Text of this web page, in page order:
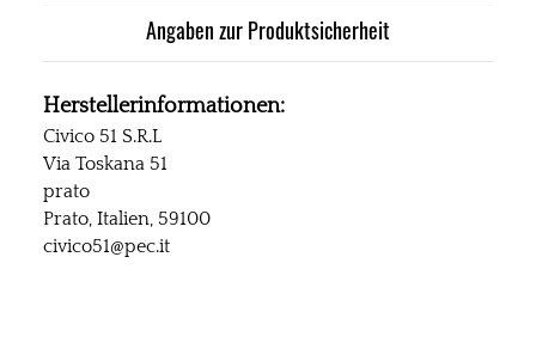
Angaben zur Produktsicherheit
Herstellerinformationen:
Civico 51 S.R.L
Via Toskana 51
prato
Prato, Italien, 59100
civico51@pec.it